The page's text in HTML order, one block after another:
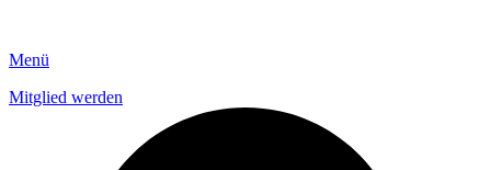
Menü
Mitglied werden